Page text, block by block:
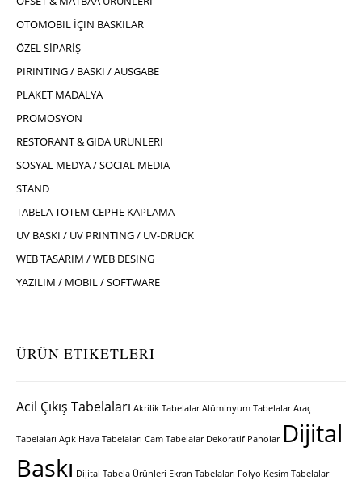
OTOMOBIL İÇIN BASKILAR
ÖZEL SİPARİŞ
PIRINTING / BASKI / AUSGABE
PLAKET MADALYA
PROMOSYON
RESTORANT & GIDA ÜRÜNLERI
SOSYAL MEDYA / SOCIAL MEDIA
STAND
TABELA TOTEM CEPHE KAPLAMA
UV BASKI / UV PRINTING / UV-DRUCK
WEB TASARIM / WEB DESING
YAZILIM / MOBIL / SOFTWARE
ÜRÜN ETIKETLERI
Acil Çıkış Tabelaları Akrilik Tabelalar Alüminyum Tabelalar Araç
Tabelaları Açık Hava Tabelaları Cam Tabelalar Dekoratif Panolar Dijital
Baskı Dijital Tabela Ürünleri Ekran Tabelaları Folyo Kesim Tabelalar